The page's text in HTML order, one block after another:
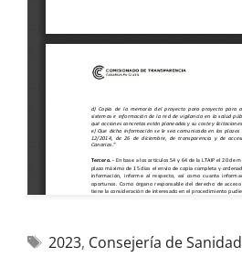
2023, Consejería de Sanidad